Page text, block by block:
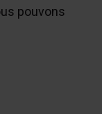
pouvons